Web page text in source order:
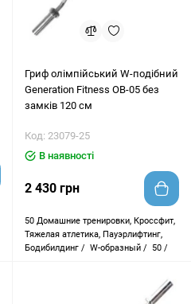
Гриф олімпійський W-подібний
Generation Fitness OB-05 без
замків 120 см
Код: 23079-25
В наявності
2 430 грн
50 Домашние тренировки, Кроссфит,
Тяжелая атлетика, Пауэрлифтинг,
Бодибилдинг / W-образный / 50 /